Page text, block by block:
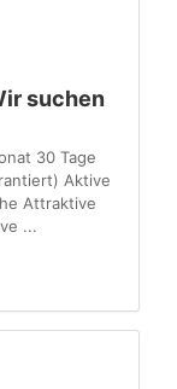
suchen
30 Tage
Aktive
Attraktive
...